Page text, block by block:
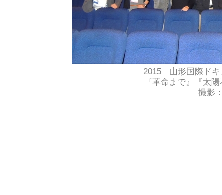
2015 山形国際ドキ
『革命まで』『太
撮影